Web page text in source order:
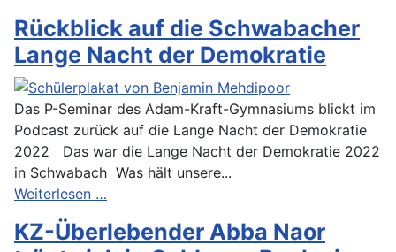
Rückblick auf die Schwabacher
Lange Nacht der Demokratie
Das P-Seminar des Adam-Kraft-Gymnasiums blickt im
Podcast zurück auf die Lange Nacht der Demokratie
2022 Das war die Lange Nacht der Demokratie 2022
in Schwabach Was hält unsere...
Weiterlesen …
KZ-Überlebender Abba Naor